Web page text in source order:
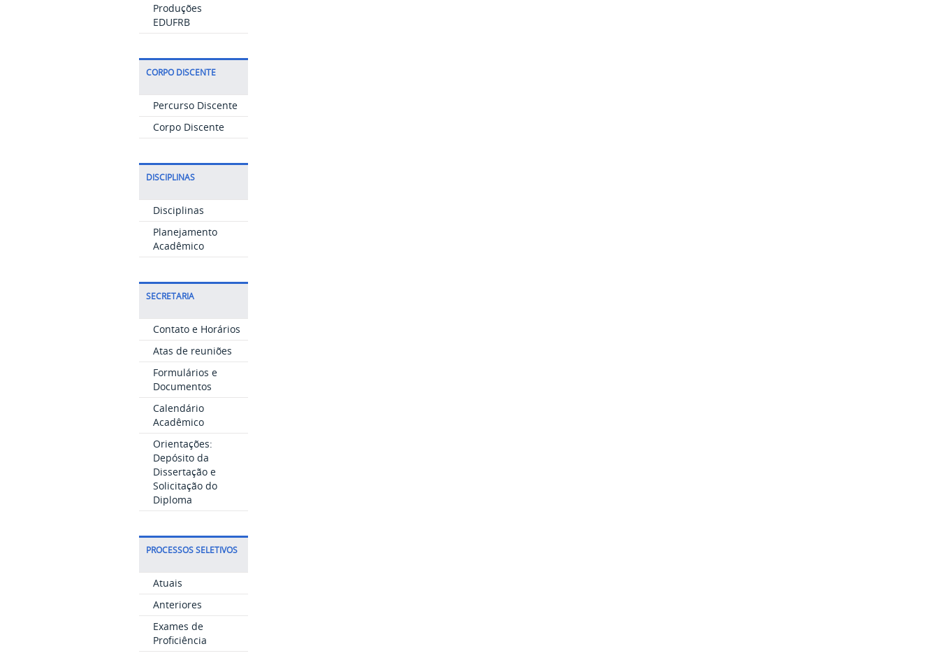
Produções
EDUFRB
CORPO DISCENTE
Percurso Discente
Corpo Discente
DISCIPLINAS
Disciplinas
Planejamento
Acadêmico
SECRETARIA
Contato e Horários
Atas de reuniões
Formulários e
Documentos
Calendário
Acadêmico
Orientações:
Depósito da
Dissertação e
Solicitação do
Diploma
PROCESSOS SELETIVOS
Atuais
Anteriores
Exames de
Proficiência